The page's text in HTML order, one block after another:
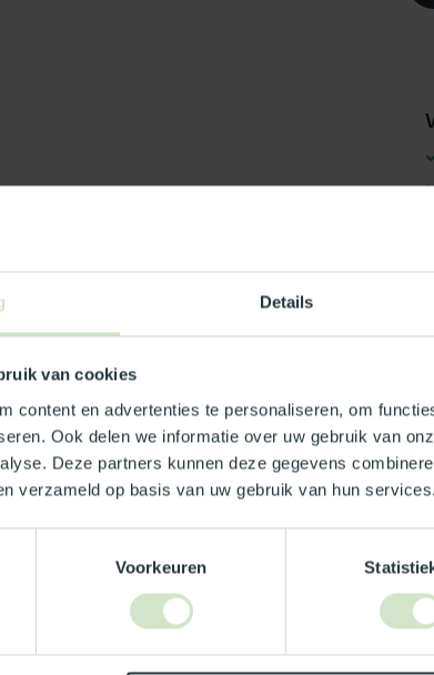
Details
van cookies
content en advertenties te personaliseren, om
Ook delen we informatie over uw gebruik van
Deze partners kunnen deze gegevens
verzameld op basis van uw gebruik van hun services.
Voorkeuren
Je beoordeling toevoegen